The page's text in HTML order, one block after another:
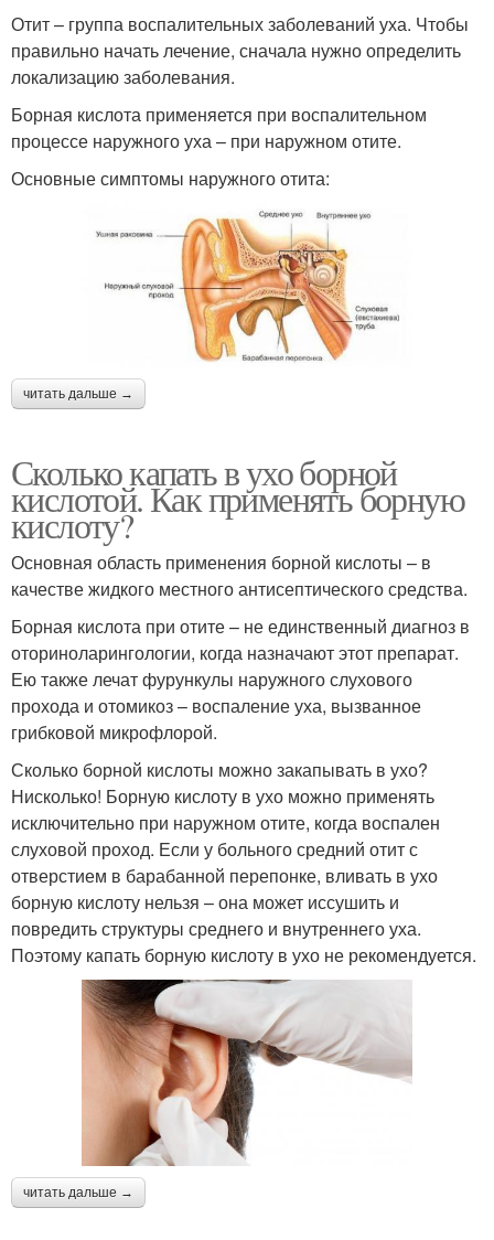
Отит – группа воспалительных заболеваний уха. Чтобы
правильно начать лечение, сначала нужно определить
локализацию заболевания.
Борная кислота применяется при воспалительном
процессе наружного уха – при наружном отите.
Основные симптомы наружного отита:
читать дальше →
Сколько капать в ухо борной
кислотой. Как применять борную
кислоту?
Основная область применения борной кислоты – в
качестве жидкого местного антисептического средства.
Борная кислота при отите – не единственный диагноз в
оториноларингологии, когда назначают этот препарат.
Ею также лечат фурункулы наружного слухового
прохода и отомикоз – воспаление уха, вызванное
грибковой микрофлорой.
Сколько борной кислоты можно закапывать в ухо?
Нисколько! Борную кислоту в ухо можно применять
исключительно при наружном отите, когда воспален
слуховой проход. Если у больного средний отит с
отверстием в барабанной перепонке, вливать в ухо
борную кислоту нельзя – она может иссушить и
повредить структуры среднего и внутреннего уха.
Поэтому капать борную кислоту в ухо не рекомендуется.
читать дальше →